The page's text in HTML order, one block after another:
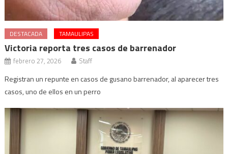
DESTACADA TAMAULIPAS
Victoria reporta tres casos de barrenador
febrero 27, 2026 Staff
Registran un repunte en casos de gusano barrenador, al aparecer tres
casos, uno de ellos en un perro